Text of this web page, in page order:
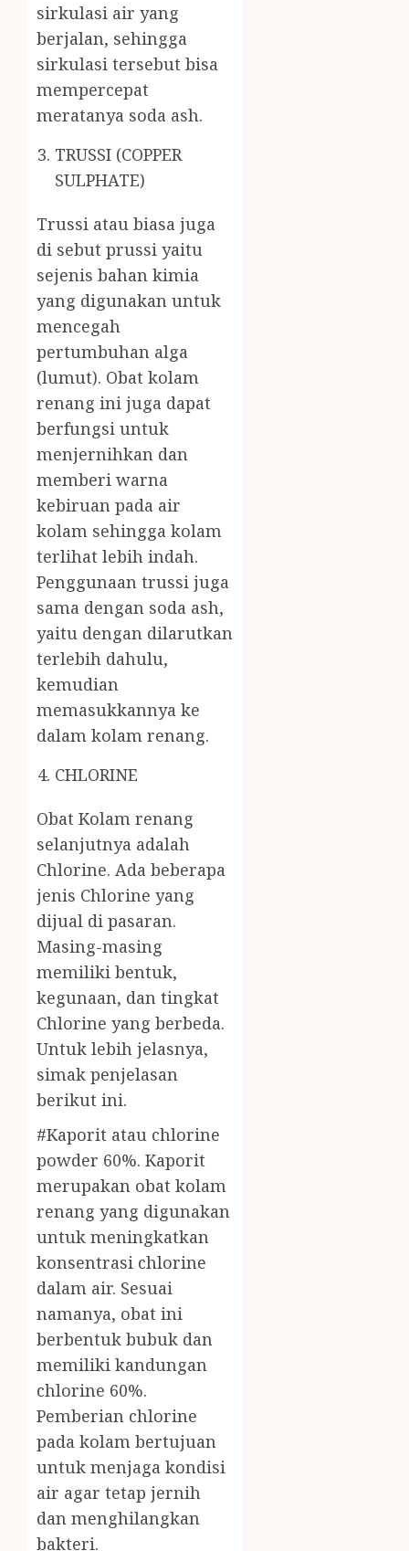
sirkulasi air yang
berjalan, sehingga
sirkulasi tersebut bisa
mempercepat
meratanya soda ash.
TRUSSI (COPPER
SULPHATE)
Trussi atau biasa juga
di sebut prussi yaitu
sejenis bahan kimia
yang digunakan untuk
mencegah
pertumbuhan alga
(lumut). Obat kolam
renang ini juga dapat
berfungsi untuk
menjernihkan dan
memberi warna
kebiruan pada air
kolam sehingga kolam
terlihat lebih indah.
Penggunaan trussi juga
sama dengan soda ash,
yaitu dengan dilarutkan
terlebih dahulu,
kemudian
memasukkannya ke
dalam kolam renang.
CHLORINE
Obat Kolam renang
selanjutnya adalah
Chlorine. Ada beberapa
jenis Chlorine yang
dijual di pasaran.
Masing-masing
memiliki bentuk,
kegunaan, dan tingkat
Chlorine yang berbeda.
Untuk lebih jelasnya,
simak penjelasan
berikut ini.
#Kaporit atau chlorine
powder 60%. Kaporit
merupakan obat kolam
renang yang digunakan
untuk meningkatkan
konsentrasi chlorine
dalam air. Sesuai
namanya, obat ini
berbentuk bubuk dan
memiliki kandungan
chlorine 60%.
Pemberian chlorine
pada kolam bertujuan
untuk menjaga kondisi
air agar tetap jernih
dan menghilangkan
bakteri.